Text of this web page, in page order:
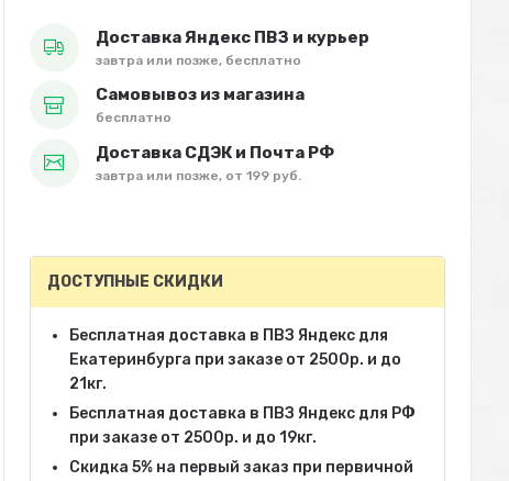
Доставка Яндекс ПВЗ и курьер
завтра или позже, бесплатно
Самовывоз из магазина
бесплатно
Доставка СДЭК и Почта РФ
завтра или позже, от 199 руб.
ДОСТУПНЫЕ СКИДКИ
Бесплатная доставка в ПВЗ Яндекс для
Екатеринбурга при заказе от 2500р. и до
21кг.
Бесплатная доставка в ПВЗ Яндекс для РФ
при заказе от 2500р. и до 19кг.
Скидка 5% на первый заказ при первичной